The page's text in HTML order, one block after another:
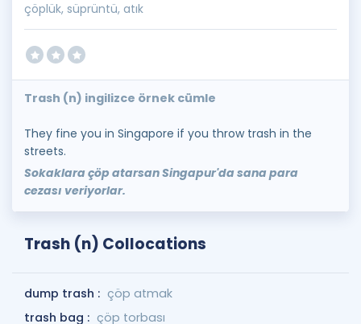
çöplük, süprüntü, atık
Trash (n) ingilizce örnek cümle
They fine you in Singapore if you throw trash in the
streets.
Sokaklara çöp atarsan Singapur'da sana para
cezası veriyorlar.
Trash (n) Collocations
dump trash : çöp atmak
trash bag : çöp torbası